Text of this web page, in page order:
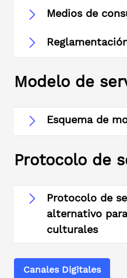
Medios de
Modelo de
Esquema de
Protocolo de
Protocolo de
alternativo
culturales
Canales Digitales